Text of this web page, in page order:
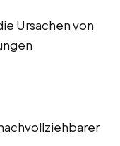
Ursachen von